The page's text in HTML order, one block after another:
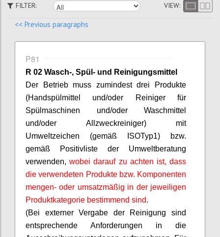
FILTER: VIEW:
<< Previous paragraphs
P81
R 02 Wasch-, Spül- und Reinigungsmittel
Der Betrieb muss zumindest drei Produkte
(Handspülmittel und/oder Reiniger für
Spülmaschinen und/oder Waschmittel
und/oder Allzweckreiniger) mit
Umweltzeichen (gemäß ISOTyp1) bzw.
gemäß Positivliste der Umweltberatung
verwenden,wobei darauf zu achten ist, dass
die verwendeten Produkte bzw. Komponenten
mengen- oder umsatzmäßig in der jeweiligen
Produktkategorie bestimmend sind.
(Bei externer Vergabe der Reinigung sind
entsprechende Anforderungen in die